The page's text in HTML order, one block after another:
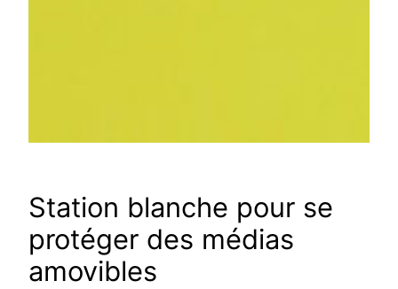
Station blanche pour se
protéger des médias
amovibles